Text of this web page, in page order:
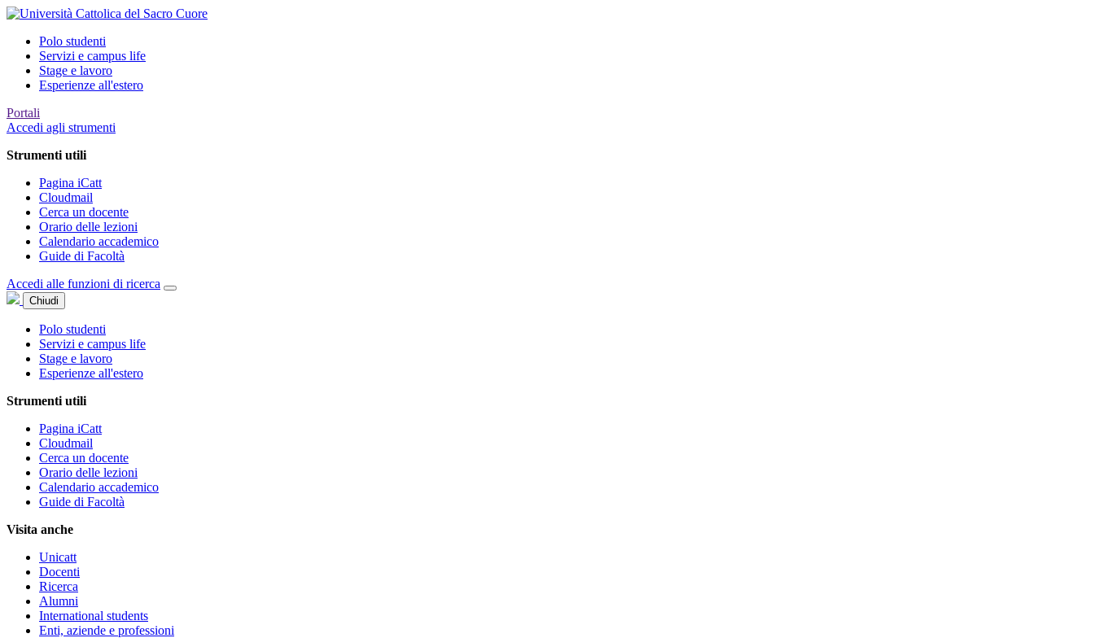
Polo studenti
Servizi e campus life
Stage e lavoro
Esperienze all'estero
Portali
Accedi agli strumenti
Strumenti utili
Pagina iCatt
Cloudmail
Cerca un docente
Orario delle lezioni
Calendario accademico
Guide di Facoltà
Accedi alle funzioni di ricerca
Chiudi
Polo studenti
Servizi e campus life
Stage e lavoro
Esperienze all'estero
Strumenti utili
Pagina iCatt
Cloudmail
Cerca un docente
Orario delle lezioni
Calendario accademico
Guide di Facoltà
Visita anche
Unicatt
Docenti
Ricerca
Alumni
International students
Enti, aziende e professioni